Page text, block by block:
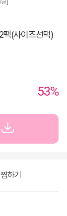
팩(사이즈선택)
53%
찜하기